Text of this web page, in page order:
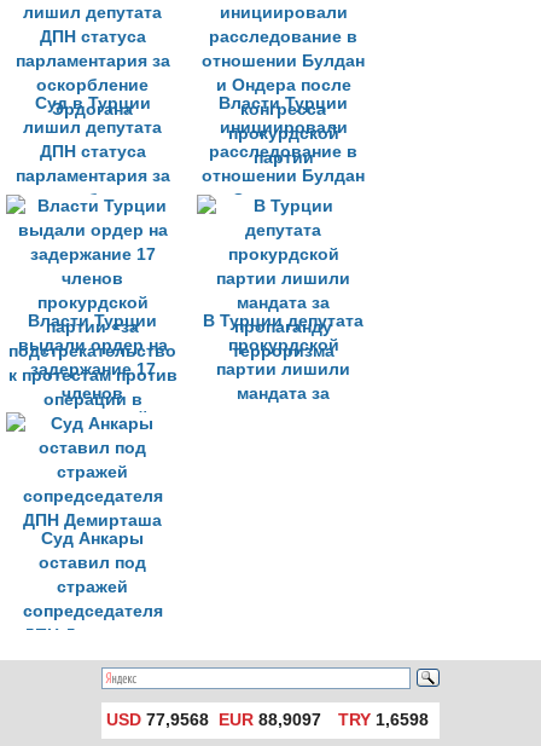
парламентского
статуса
обвинение в
террористической
деятельности
Суд в Турции
лишил депутата
ДПН статуса
парламентария за
оскорбление
Эрдогана
Власти Турции
инициировали
расследование в
отношении Булдан
и Ондера после
конгресса
прокурдской
партии
Власти Турции
выдали ордер на
задержание 17
членов
прокурдской
партии «за
подстрекательство
к протестам против
операции в
Африне»
В Турции депутата
прокурдской
партии лишили
мандата за
Суд Анкары
оставил под
стражей
сопредседателя
ДПН Демирташа
USD 77,9568 EUR 88,9097 TRY1,6598